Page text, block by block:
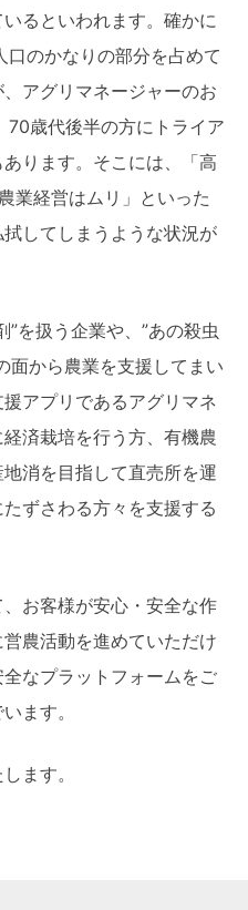
るといわれます。確かに
のかなりの部分を占めて
アグリマネージャーのお
歳代後半の方にトライア
ります。そこには、「高
業経営はムリ」といった
してしまうような状況が
”を扱う企業や、”あの殺虫
面から農業を支援してまい
アプリであるアグリマネ
済栽培を行う方、有機農
消を目指して直売所を運
ずさわる方々を支援する
お客様が安心・安全な作
農活動を進めていただけ
なプラットフォームをご
ます。
ます。